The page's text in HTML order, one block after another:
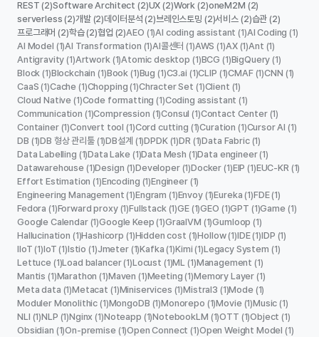
REST (2)Software Architect (2)UX (2)Work (2)oneM2M (2)
serverless (2)개발 (2)데이터분석 (2)브레인스토밍 (2)서비스 (2)습관 (2)
프로그래머 (2)학습 (2)협업 (2)AEO (1)AI coding assistant (1)AI Coding (1)
AI Model (1)AI Transformation (1)AI콜센터 (1)AWS (1)AX (1)Ant (1)
Antigravity (1)Artwork (1)Atomic desktop (1)BCG (1)BigQuery (1)
Block (1)Blockchain (1)Book (1)Bug (1)C3.ai (1)CLIP (1)CMAF (1)CNN (1)
CaaS (1)Cache (1)Chopping (1)Chracter Set (1)Client (1)
Cloud Native (1)Code formatting (1)Coding assistant (1)
Communication (1)Compression (1)Consul (1)Contact Center (1)
Container (1)Convert tool (1)Cord cutting (1)Curation (1)Cursor AI (1)
DB (1)DB 형상 관리툴 (1)DB설계 (1)DPDK (1)DR (1)Data Fabric (1)
Data Labelling (1)Data Lake (1)Data Mesh (1)Data engineer (1)
Datawarehouse (1)Design (1)Developer (1)Docker (1)EIP (1)EUC-KR (1)
Effort Estimation (1)Encoding (1)Engineer (1)
Engineering Management (1)Engram (1)Envoy (1)Eureka (1)FDE (1)
Fedora (1)Forward proxy (1)Fullstack (1)GE (1)GEO (1)GPT (1)Game (1)
Google Calendar (1)Google Keep (1)GraalVM (1)Gumloop (1)
Hallucination (1)Hashicorp (1)Hidden cost (1)Hollow (1)IDE (1)IDP (1)
IIoT (1)IoT (1)Istio (1)Jmeter (1)Kafka (1)Kimi (1)Legacy System (1)
Lettuce (1)Load balancer (1)Locust (1)ML (1)Management (1)
Mantis (1)Marathon (1)Maven (1)Meeting (1)Memory Layer (1)
Meta data (1)Metacat (1)Miniservices (1)Mistral3 (1)Mode (1)
Moduler Monolithic (1)MongoDB (1)Monorepo (1)Movie (1)Music (1)
NLI (1)NLP (1)Nginx (1)Noteapp (1)NotebookLM (1)OTT (1)Object (1)
Obsidian (1)On-premise (1)Open Connect (1)Open Weight Model (1)